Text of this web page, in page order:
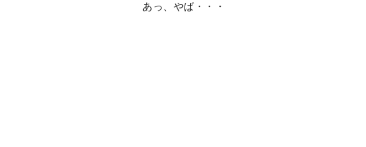
あっ、やば・・・